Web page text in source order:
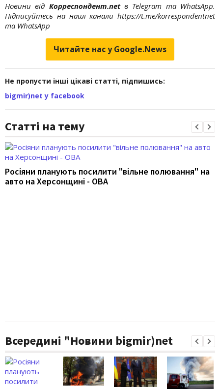
Новини від Корреспондент.netв Telegram та WhatsApp.
Підписуйтесь на наші канали https://t.me/korrespondentnet
та WhatsApp
Читайте нас у Google.News
Не пропусти інші цікаві статті, підпишись:
bigmir)net у facebook
Статті на тему
Росіяни планують посилити "вільне полювання" на
авто на Херсонщині - ОВА
Всередині "Новини bigmir)net